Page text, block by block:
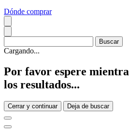
Dónde comprar
Cargando...
Por favor espere
los resultados...
Cerrar y continuar Deja de buscar